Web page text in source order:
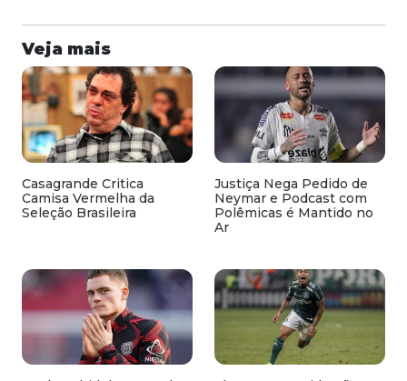
Veja mais
Casagrande Critica
Camisa Vermelha da
Seleção Brasileira
Justiça Nega Pedido de
Neymar e Podcast com
Polêmicas é Mantido no
Ar